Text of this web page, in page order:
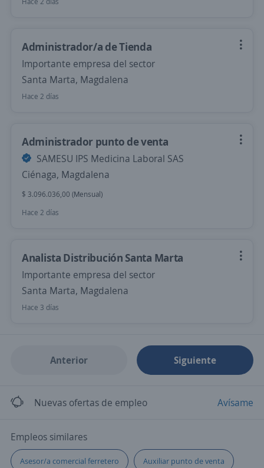
Administrador/a de Tienda
Importante empresa del sector
Santa Marta, Magdalena
Hace 2 días
Administrador punto de venta
SAMESU IPS Medicina Laboral SAS
Ciénaga, Magdalena
$ 3.096.036,00 (Mensual)
Hace 2 días
Analista Distribución Santa Marta
Importante empresa del sector
Santa Marta, Magdalena
Hace 3 días
Anterior Siguiente
Nuevas ofertas de empleo Avísame
Empleos similares
Asesor/a comercial ferretero Auxiliar punto de venta